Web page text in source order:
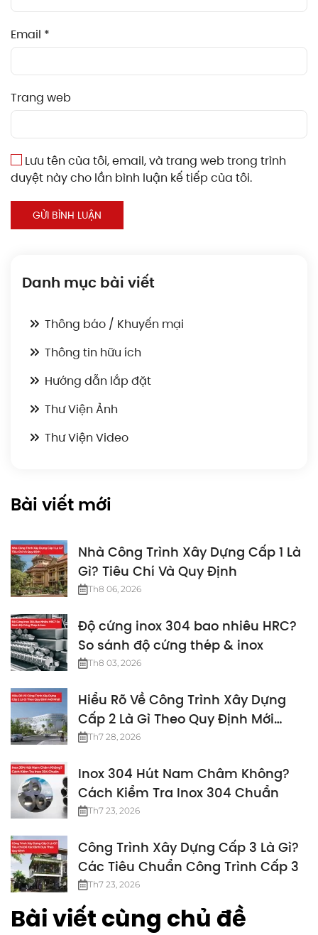
Email *
Trang web
Lưu tên của tôi, email, và trang web trong trình
duyệt này cho lần bình luận kế tiếp của tôi.
GỬI BÌNH LUẬN
Danh mục bài viết
Thông báo / Khuyến mại
Thông tin hữu ích
Hướng dẫn lắp đặt
Thư Viện Ảnh
Thư Viện Video
Bài viết mới
Nhà Công Trình Xây Dựng Cấp 1 Là
Gì? Tiêu Chí Và Quy Định
Th8 06, 2026
Độ cứng inox 304 bao nhiêu HRC?
So sánh độ cứng thép & inox
Th8 03, 2026
Hiểu Rõ Về Công Trình Xây Dựng
Cấp 2 Là Gì Theo Quy Định Mới
Nhất
Th7 28, 2026
Inox 304 Hút Nam Châm Không?
Cách Kiểm Tra Inox 304 Chuẩn
Th7 23, 2026
Công Trình Xây Dựng Cấp 3 Là Gì?
Các Tiêu Chuẩn Công Trình Cấp 3
Th7 23, 2026
Bài viết cùng chủ đề